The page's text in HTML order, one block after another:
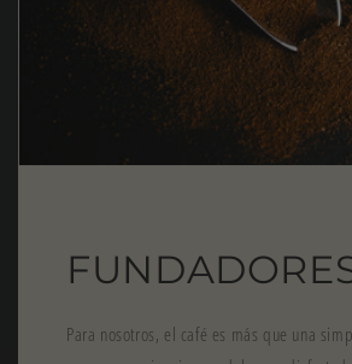
Para nosotros, el café es más que una